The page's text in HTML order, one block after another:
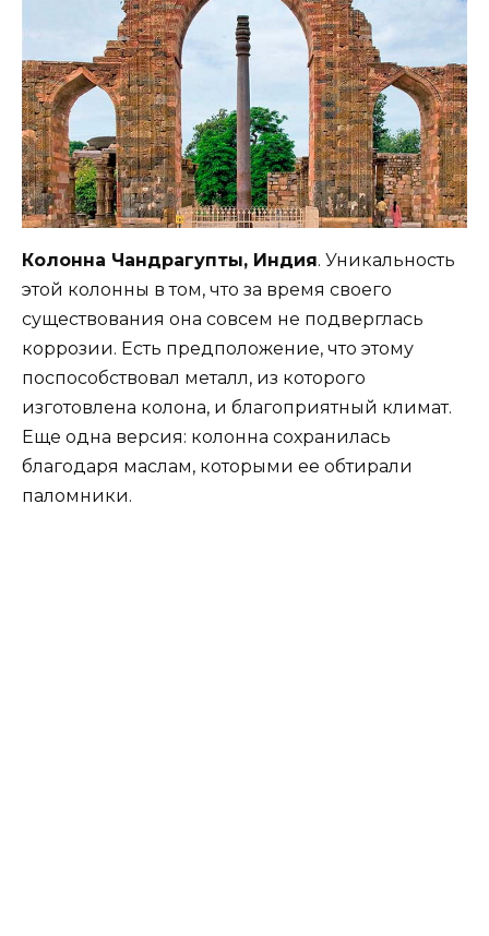
Колонна Чандрагупты, Индия. Уникальность
этой колонны в том, что за время своего
существования она совсем не подверглась
коррозии. Есть предположение, что этому
поспособствовал металл, из которого
изготовлена колона, и благоприятный климат.
Еще одна версия: колонна сохранилась
благодаря маслам, которыми ее обтирали
паломники.